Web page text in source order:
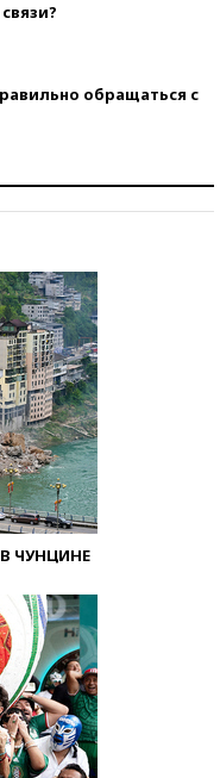
обращаться с
ЧУНЦИНЕ